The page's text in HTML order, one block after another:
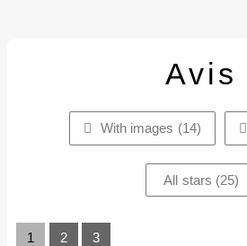
Avis
With images (14)
All stars (25)
1 2 3